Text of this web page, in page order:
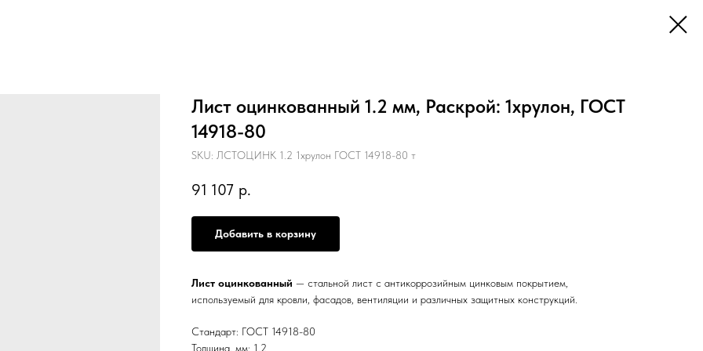
Лист оцинкованный 1.2 мм, Раскрой: 1хрулон, ГОСТ
14918-80
SKU: ЛСТОЦИНК 1.2 1хрулон ГОСТ 14918-80 т
91 107 р.
Добавить в корзину
Лист оцинкованный — стальной лист с антикоррозийным цинковым покрытием,
используемый для кровли, фасадов, вентиляции и различных защитных конструкций.
Стандарт: ГОСТ 14918-80
Толщина, мм: 1.2